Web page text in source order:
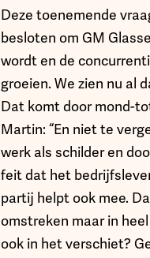
Deze toenemende
besloten om GM
wordt en de
groeien. We zien nu al
Dat komt door mond-
Martin: “En niet te
werk als schilder en
feit dat het
partij helpt ook mee.
omstreken maar in
ook in het verschiet?